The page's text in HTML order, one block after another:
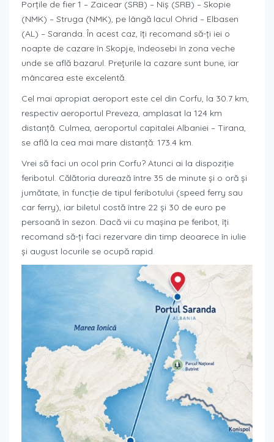
Porțile de fier 1 – Zaicear (SRB) – Niș (SRB) – Skopie
(NMK) – Struga (NMK), pe lângă lacul Ohrid – Elbasen
(AL) – Saranda. În acest caz, îți recomand să-ți iei o
noapte de cazare în Skopje, îndeosebi în zona veche
unde se află bazarul. Prețurile la cazare sunt bune, iar
mâncarea este excelentă.
Cel mai apropiat aeroport este cel din Corfu, la 30.7 km,
respectiv aeroportul Preveza, amplasat la 124 km
distanță. Culmea, aeroportul capitalei Albaniei – Tirana,
se află la cea mai mare distanță: 173.4 km.
Vrei să faci un ocol prin Corfu? Atunci ai la dispoziție
feribotul. Călătoria durează între 35 de minute și o oră și
jumătate, în funcție de tipul feribotului (speed ferry sau
car ferry), iar biletul costă între 22 și 30 de euro pe
persoană în sezon. Dacă vii cu mașina pe feribot, îți
recomand să-ți faci rezervare din timp deoarece în iulie
și august locurile se ocupă rapid.